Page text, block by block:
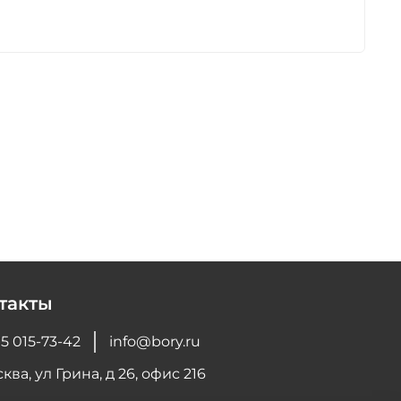
015-73-42
info@bory.ru
ул Грина, д 26, офис 216